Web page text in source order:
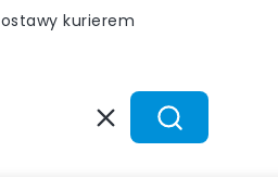
kurierem
WyczyśćSzukaj